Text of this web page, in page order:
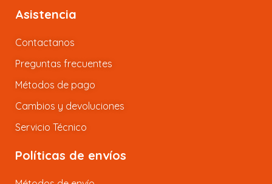
Asistencia
Contactanos
Preguntas frecuentes
Métodos de pago
Cambios y devoluciones
Servicio Técnico
Políticas de envíos